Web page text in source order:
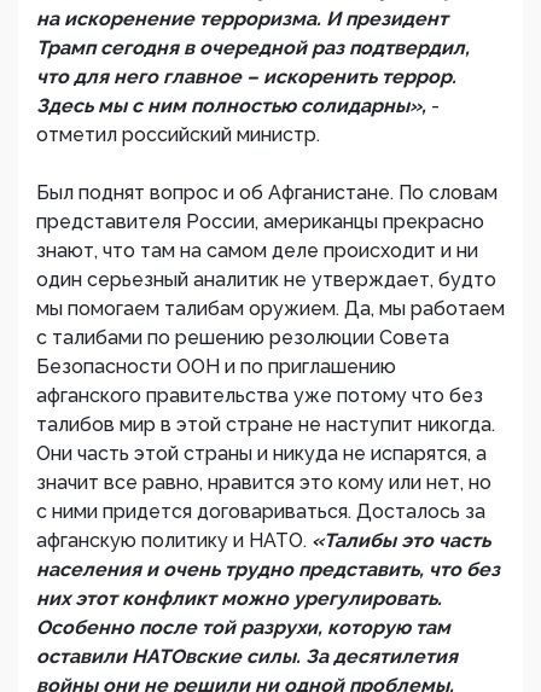
на искоренение терроризма. И президент
Трамп сегодня в очередной раз подтвердил,
что для него главное – искоренить террор.
Здесь мы с ним полностью солидарны», -
отметил российский министр.
Был поднят вопрос и об Афганистане. По словам
представителя России, американцы прекрасно
знают, что там на самом деле происходит и ни
один серьезный аналитик не утверждает, будто
мы помогаем талибам оружием. Да, мы работаем
с талибами по решению резолюции Совета
Безопасности ООН и по приглашению
афганского правительства уже потому что без
талибов мир в этой стране не наступит никогда.
Они часть этой страны и никуда не испарятся, а
значит все равно, нравится это кому или нет, но
с ними придется договариваться. Досталось за
афганскую политику и НАТО. «Талибы это часть
населения и очень трудно представить, что без
них этот конфликт можно урегулировать.
Особенно после той разрухи, которую там
оставили НАТОвские силы. За десятилетия
войны они не решили ни одной проблемы,